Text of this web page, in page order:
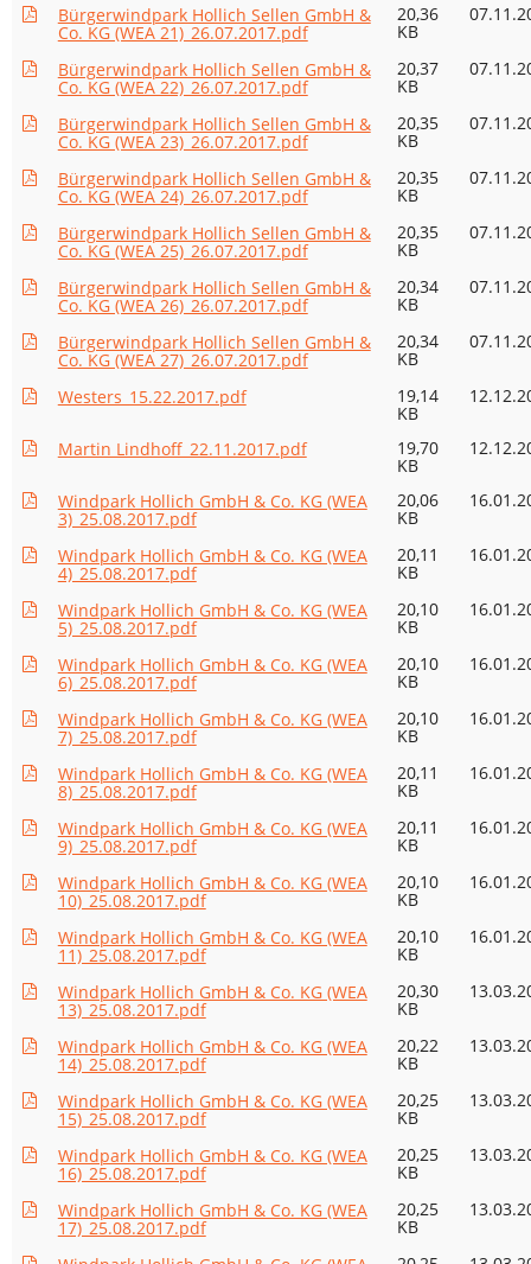
Bürgerwindpark Hollich Sellen GmbH &
Co. KG (WEA 21)_26.07.2017.pdf
20,36
KB
Bürgerwindpark Hollich Sellen GmbH &
Co. KG (WEA 22)_26.07.2017.pdf
20,37
KB
Bürgerwindpark Hollich Sellen GmbH &
Co. KG (WEA 23)_26.07.2017.pdf
20,35
KB
Bürgerwindpark Hollich Sellen GmbH &
Co. KG (WEA 24)_26.07.2017.pdf
20,35
KB
Bürgerwindpark Hollich Sellen GmbH &
Co. KG (WEA 25)_26.07.2017.pdf
20,35
KB
Bürgerwindpark Hollich Sellen GmbH &
Co. KG (WEA 26)_26.07.2017.pdf
20,34
KB
Bürgerwindpark Hollich Sellen GmbH &
Co. KG (WEA 27)_26.07.2017.pdf
20,34
KB
Westers_15.22.2017.pdf 19,14
KB
Martin Lindhoff_22.11.2017.pdf 19,70
KB
Windpark Hollich GmbH & Co. KG (WEA
3)_25.08.2017.pdf
20,06
KB
Windpark Hollich GmbH & Co. KG (WEA
4)_25.08.2017.pdf
20,11
KB
Windpark Hollich GmbH & Co. KG (WEA
5)_25.08.2017.pdf
20,10
KB
Windpark Hollich GmbH & Co. KG (WEA
6)_25.08.2017.pdf
20,10
KB
Windpark Hollich GmbH & Co. KG (WEA
7)_25.08.2017.pdf
20,10
KB
Windpark Hollich GmbH & Co. KG (WEA
8)_25.08.2017.pdf
20,11
KB
Windpark Hollich GmbH & Co. KG (WEA
9)_25.08.2017.pdf
20,11
KB
Windpark Hollich GmbH & Co. KG (WEA
10)_25.08.2017.pdf
20,10
KB
Windpark Hollich GmbH & Co. KG (WEA
11)_25.08.2017.pdf
20,10
KB
Windpark Hollich GmbH & Co. KG (WEA
13)_25.08.2017.pdf
20,30
KB
Windpark Hollich GmbH & Co. KG (WEA
14)_25.08.2017.pdf
20,22
KB
Windpark Hollich GmbH & Co. KG (WEA
15)_25.08.2017.pdf
20,25
KB
Windpark Hollich GmbH & Co. KG (WEA
16)_25.08.2017.pdf
20,25
KB
Windpark Hollich GmbH & Co. KG (WEA
17)_25.08.2017.pdf
20,25
KB